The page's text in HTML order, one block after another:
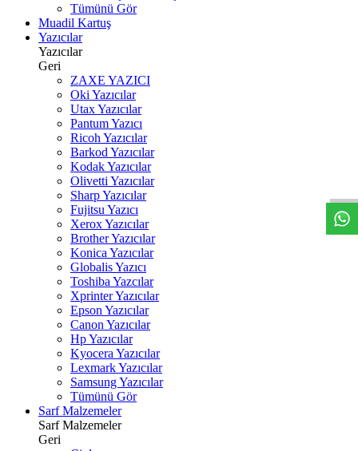
Tümünü Gör
Muadil Kartuş
Yazıcılar
Yazıcılar
Geri
ZAXE YAZICI
Oki Yazıcılar
Utax Yazıcılar
Pantum Yazıcı
Ricoh Yazıcılar
Barkod Yazıcılar
Kodak Yazıcılar
Olivetti Yazıcılar
Sharp Yazıcılar
Fujitsu Yazıcı
Xerox Yazıcılar
Brother Yazıcılar
Konica Yazıcılar
Globalis Yazıcı
Toshiba Yazcılar
Xprinter Yazıcılar
Epson Yazıcılar
Canon Yazıcılar
Hp Yazıcılar
Kyocera Yazıcılar
Lexmark Yazıcılar
Samsung Yazıcılar
Tümünü Gör
Sarf Malzemeler
Sarf Malzemeler
Geri